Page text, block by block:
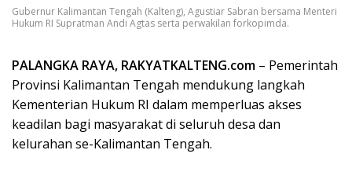
Gubernur Kalimantan Tengah (Kalteng), Agustiar Sabran bersama Menteri
Hukum RI Supratman Andi Agtas serta perwakilan forkopimda.
PALANGKA RAYA, RAKYATKALTENG.com – Pemerintah
Provinsi Kalimantan Tengah mendukung langkah
Kementerian Hukum RI dalam memperluas akses
keadilan bagi masyarakat di seluruh desa dan
kelurahan se-Kalimantan Tengah.